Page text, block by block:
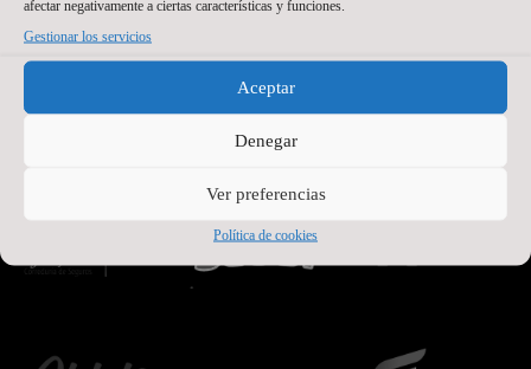
afectar negativamente a ciertas características y funciones.
Gestionar los servicios
Aceptar
Denegar
Ver preferencias
Política de cookies